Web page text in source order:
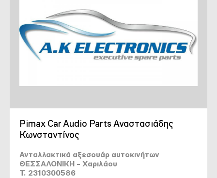
Pimax Car Audio Parts Αναστασιάδης
Κωνσταντίνος
Ανταλλακτικά αξεσουάρ αυτοκινήτων
ΘΕΣΣΑΛΟΝΙΚΗ - Χαριλάου
T. 2310300586